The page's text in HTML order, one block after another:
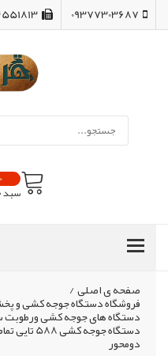
09377303687
0
سبد
صفحه ی اصلی/
فروشگاه دستگاه جوجه کشی و
دستگاه های جوجه کشی ورطوبت
دستگاه
دومحور